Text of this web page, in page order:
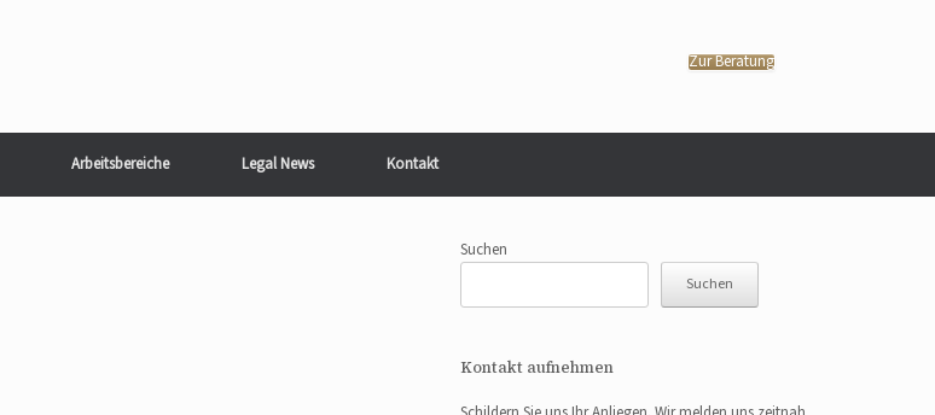
Zur Beratung
Arbeitsbereiche Legal News Kontakt
Suchen
Suchen
Kontakt aufnehmen